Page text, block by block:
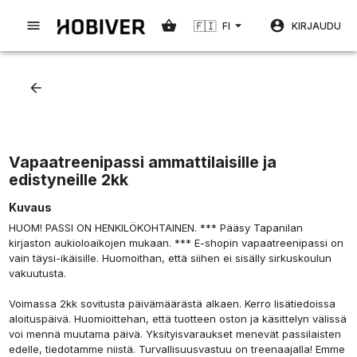
🇫🇮 FI KIRJAUDU
Vapaatreenipassi ammattilaisille ja
edistyneille 2kk
Kuvaus
HUOM! PASSI ON HENKILÖKOHTAINEN. *** Pääsy Tapanilan
kirjaston aukioloaikojen mukaan. *** E-shopin vapaatreenipassi on
vain täysi-ikäisille. Huomoithan, että siihen ei sisälly sirkuskoulun
vakuutusta.
Voimassa 2kk sovitusta päivämäärästä alkaen. Kerro lisätiedoissa
aloituspäivä. Huomioittehan, että tuotteen oston ja käsittelyn välissä
voi mennä muutama päivä. Yksityisvaraukset menevät passilaisten
edelle, tiedotamme niistä. Turvallisuusvastuu on treenaajalla! Emme